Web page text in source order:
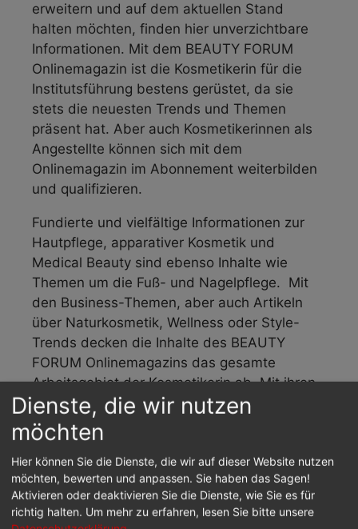
erweitern und auf dem aktuellen Stand
halten möchten, finden hier unverzichtbare
Informationen. Mit dem BEAUTY FORUM
Onlinemagazin ist die Kosmetikerin für die
Institutsführung bestens gerüstet, da sie
stets die neuesten Trends und Themen
präsent hat. Aber auch Kosmetikerinnen als
Angestellte können sich mit dem
Onlinemagazin im Abonnement weiterbilden
und qualifizieren.
Fundierte und vielfältige Informationen zur
Hautpflege, apparativer Kosmetik und
Medical Beauty sind ebenso Inhalte wie
Themen um die Fuß- und Nagelpflege. Mit
den Business-Themen, aber auch Artikeln
über Naturkosmetik, Wellness oder Style-
Trends decken die Inhalte des BEAUTY
FORUM Onlinemagazins das gesamte
Arbeitsgebiet der Kosmetikerin ab. Mit ihren
Best-Practice-Beispielen hält das
Onlinemagazin die Kosmetikerin immer auf
dem neuesten Stand.
Die Inhalte des BEAUTY FORUM
Onlinemagazins gibt es auch als reines
Printabonnementund als Premium-
Dienste, die wir nutzen
möchten
Hier können Sie die Dienste, die wir auf dieser Website nutzen
möchten, bewerten und anpassen. Sie haben das Sagen!
Aktivieren oder deaktivieren Sie die Dienste, wie Sie es für
richtig halten. Um mehr zu erfahren, lesen Sie bitte unsere